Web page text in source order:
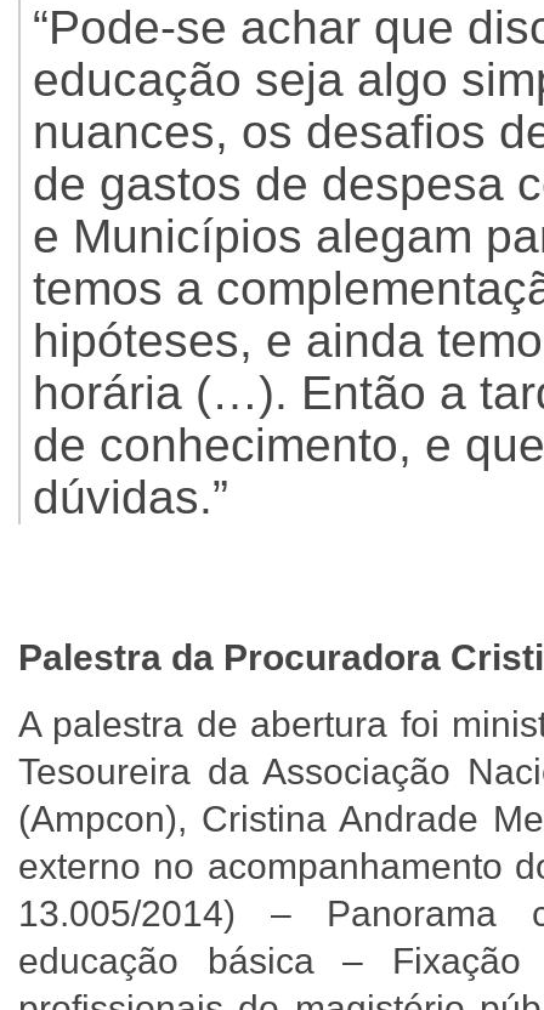
“Pode-se achar que
educação seja algo
nuances, os desafios
de gastos de despesa
e Municípios alegam
temos a
hipóteses, e ainda
horária (…). Então a
de conhecimento, e
dúvidas.”
Palestra da Procuradora
A palestra de abertura foi
Tesoureira da Associação
(Ampcon), Cristina Andrade
externo no acompanhamento
13.005/2014) – Panorama
educação básica –